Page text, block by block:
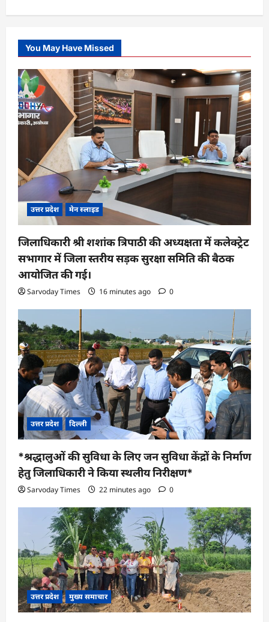
You May Have Missed
उत्तर प्रदेश मेन स्लाइड
जिलाधिकारी श्री शशांक त्रिपाठी की अध्यक्षता में कलेक्ट्रेट
सभागार में जिला स्तरीय सड़क सुरक्षा समिति की बैठक
आयोजित की गई।
Sarvoday Times 16 minutes ago 0
उत्तर प्रदेश दिल्ली
*श्रद्धालुओं की सुविधा के लिए जन सुविधा केंद्रों के निर्माण
हेतु जिलाधिकारी ने किया स्थलीय निरीक्षण*
Sarvoday Times 22 minutes ago 0
उत्तर प्रदेश मुख्य समाचार